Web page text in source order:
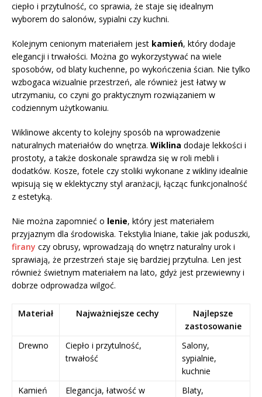
ciepło i przytulność, co sprawia, że staje się idealnym
wyborem do salonów, sypialni czy kuchni.
Kolejnym cenionym materiałem jest kamień, który dodaje
elegancji i trwałości. Można go wykorzystywać na wiele
sposobów, od blaty kuchenne, po wykończenia ścian. Nie tylko
wzbogaca wizualnie przestrzeń, ale również jest łatwy w
utrzymaniu, co czyni go praktycznym rozwiązaniem w
codziennym użytkowaniu.
Wiklinowe akcenty to kolejny sposób na wprowadzenie
naturalnych materiałów do wnętrza. Wiklina dodaje lekkości i
prostoty, a także doskonale sprawdza się w roli mebli i
dodatków. Kosze, fotele czy stoliki wykonane z wikliny idealnie
wpisują się w eklektyczny styl aranżacji, łącząc funkcjonalność
z estetyką.
Nie można zapomnieć o lenie, który jest materiałem
przyjaznym dla środowiska. Tekstylia lniane, takie jak poduszki,
firany czy obrusy, wprowadzają do wnętrz naturalny urok i
sprawiają, że przestrzeń staje się bardziej przytulna. Len jest
również świetnym materiałem na lato, gdyż jest przewiewny i
dobrze odprowadza wilgoć.
Materiał Najważniejsze cechy
Najlepsze
zastosowanie
Drewno
Ciepło i przytulność,
trwałość
Salony,
sypialnie,
kuchnie
Kamień
Elegancja, łatwość w
Blaty,